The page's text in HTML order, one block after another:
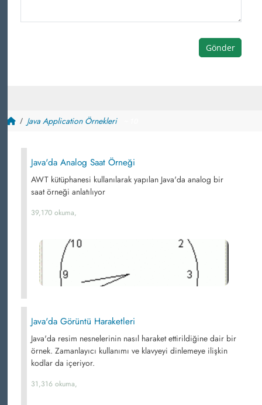
Gönder
Java Application Örnekleri
Java'da Analog Saat Örneği
AWT kütüphanesi kullanılarak yapılan Java'da analog bir
saat örneği anlatılıyor
39,170 okuma,
Java'da Görüntü Haraketleri
Java'da resim nesnelerinin nasıl haraket ettirildiğine dair bir
örnek. Zamanlayıcı kullanımı ve klavyeyi dinlemeye ilişkin
kodlar da içeriyor.
31,316 okuma,